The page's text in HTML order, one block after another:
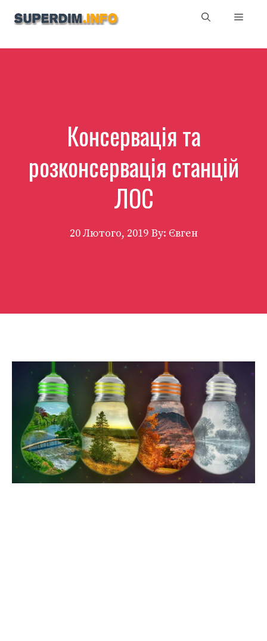
Консервація та
розконсервація станцій
ЛОС
20 Лютого, 2019 By: Євген